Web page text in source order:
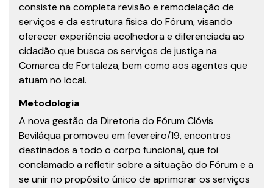
consiste na completa revisão e remodelação de
serviços e da estrutura física do Fórum, visando
oferecer experiência acolhedora e diferenciada ao
cidadão que busca os serviços de justiça na
Comarca de Fortaleza, bem como aos agentes que
atuam no local.
Metodologia
A nova gestão da Diretoria do Fórum Clóvis
Beviláqua promoveu em fevereiro/19, encontros
destinados a todo o corpo funcional, que foi
conclamado a refletir sobre a situação do Fórum e a
se unir no propósito único de aprimorar os serviços